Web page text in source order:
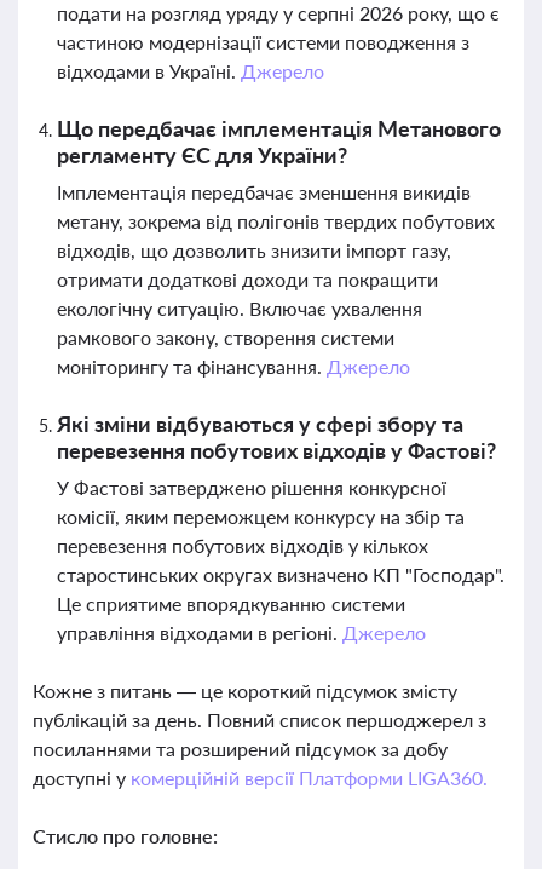
подати на розгляд уряду у серпні 2026 року, що є
частиною модернізації системи поводження з
відходами в Україні. Джерело
Що передбачає імплементація Метанового
регламенту ЄС для України?
Імплементація передбачає зменшення викидів
метану, зокрема від полігонів твердих побутових
відходів, що дозволить знизити імпорт газу,
отримати додаткові доходи та покращити
екологічну ситуацію. Включає ухвалення
рамкового закону, створення системи
моніторингу та фінансування. Джерело
Які зміни відбуваються у сфері збору та
перевезення побутових відходів у Фастові?
У Фастові затверджено рішення конкурсної
комісії, яким переможцем конкурсу на збір та
перевезення побутових відходів у кількох
старостинських округах визначено КП "Господар".
Це сприятиме впорядкуванню системи
управління відходами в регіоні. Джерело
Кожне з питань — це короткий підсумок змісту
публікацій за день. Повний список першоджерел з
посиланнями та розширений підсумок за добу
доступні у комерційній версії Платформи LIGA360.
Стисло про головне: